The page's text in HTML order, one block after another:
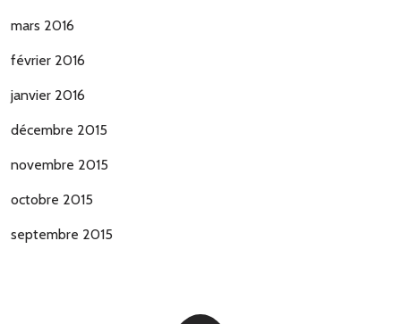
mars 2016
février 2016
janvier 2016
décembre 2015
novembre 2015
octobre 2015
septembre 2015